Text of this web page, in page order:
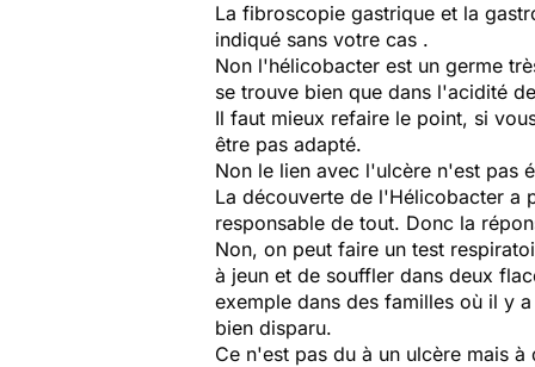
La fibroscopie gastrique et la
indiqué sans votre cas .
Non l'hélicobacter est un germe
se trouve bien que dans l'acidité
Il faut mieux refaire le point, si
être pas adapté.
Non le lien avec l'ulcère n'est pas
La découverte de l'Hélicobacter a
responsable de tout. Donc la
Non, on peut faire un test
à jeun et de souffler dans deux
exemple dans des familles où il y
bien disparu.
Ce n'est pas du à un ulcère mais